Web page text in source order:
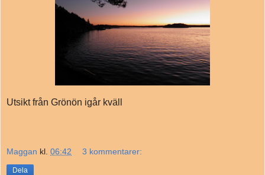
Utsikt från Grönön igår kväll
Maggan kl. 06:42 3 kommentarer:
Dela